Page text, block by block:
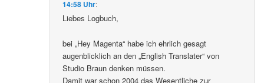
14:58 Uhr:
Liebes Logbuch,
bei „Hey Magenta“ habe ich ehrlich gesagt
augenblicklich an den „English Translater“ von
Studio Braun denken müssen.
Damit war schon 2004 das Wesentliche zur